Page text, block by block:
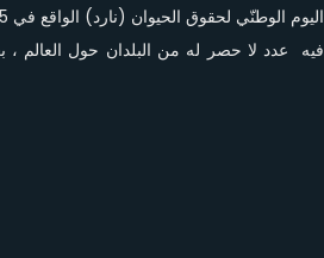
فيه عدد لا حصر له من البلدان حول العالم